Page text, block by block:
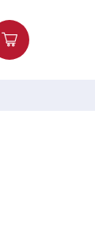
Nákupní